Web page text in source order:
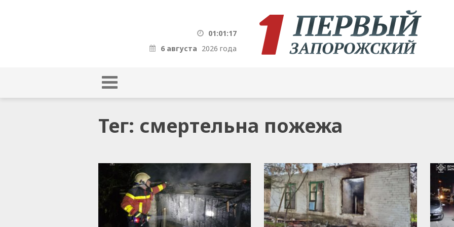
01:01:17
6 августа 2026 года
Тег: смертельна пожежа